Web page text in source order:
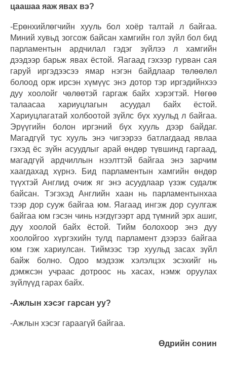
цаашаа яаж явах вэ?
-Ерөнхийлөгчийн хууль бол хоёр талтай л байгаа.
Миний хувьд зогсож байсан хамгийн гол зүйл бол бид
парламентын ардчилал гэдэг зүйлээ л хамгийн
дээдээр барьж явах ёстой. Яагаад гэхээр гурван сая
гаруй иргэдээсээ ямар нэгэн байдлаар төлөөлөл
болоод орж ирсэн хүмүүс энэ дотор тэр иргэдийнхээ
дуу хоолойг чөлөөтэй гаргаж байх хэрэгтэй. Нөгөө
талаасаа хариуцлагын асуудал байх ёстой.
Хариуцлагатай холбоотой зүйлс бүх хуульд л байгаа.
Эрүүгийн болон иргэний бүх хууль дээр байдаг.
Магадгүй тус хууль энэ чигээрээ батлагдаад явлаа
гэхэд ёс зүйн асуудлыг арай өндөр түвшинд гаргаад,
магадгүй ардчиллын нээлттэй байгаа энэ зарчим
хаагдахад хүрнэ. Бид парламентын хамгийн өндөр
түүхтэй Англид очиж яг энэ асуудлаар үзэж судалж
байсан. Тэгэхэд Английн хаан нь парламентынхаа
тээр дор сууж байгаа юм. Яагаад ингэж дор суулгаж
байгаа юм гэсэн чинь нэгдүгээрт ард түмний эрх ашиг,
дуу хоолой байх ёстой. Тийм болохоор энэ дуу
хоолойгоо хүргэхийн тулд парламент дээрээ байгаа
юм гэж хариулсан. Тиймээс тэр хуульд засах зүйл
байж болно. Одоо мэдээж хэлэлцэх эсэхийг нь
дэмжсэн учраас дотроос нь хасах, нэмж оруулах
зүйлүүд гарах байх.
-Ажлын хэсэг гарсан уу?
-Ажлын хэсэг гараагүй байгаа.
Өдрийн сонин